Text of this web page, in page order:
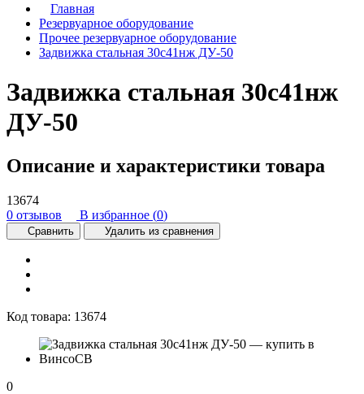
Главная
Резервуарное оборудование
Прочее резервуарное оборудование
Задвижка стальная 30с41нж ДУ-50
Задвижка стальная 30с41нж
ДУ-50
Описание и характеристики товара
13674
0 отзывов
В избранное (0)
Сравнить Удалить из сравнения
Код товара: 13674
0